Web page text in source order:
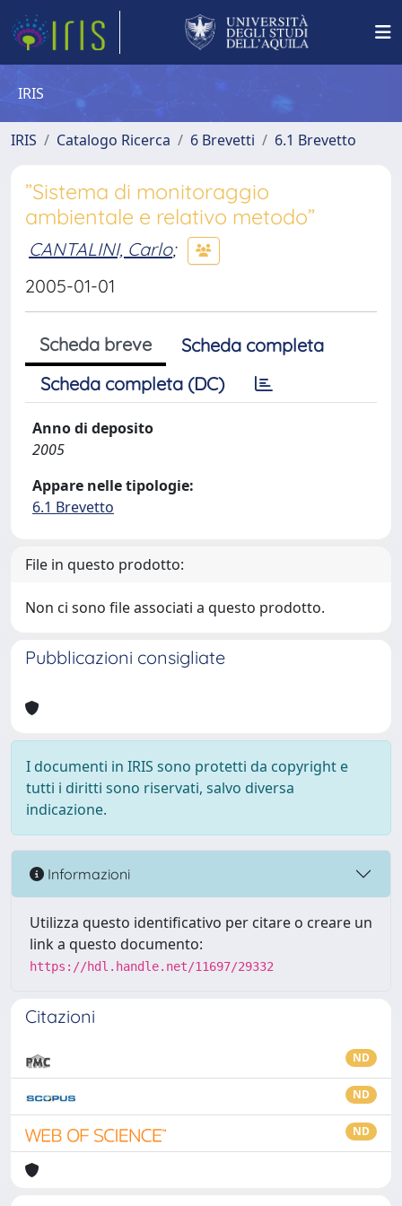
IRIS
IRIS Catalogo Ricerca 6 Brevetti 6.1 Brevetto
”Sistema di monitoraggio
ambientale e relativo metodo”
CANTALINI, Carlo;
2005-01-01
Scheda breve
Scheda completa
Scheda completa (DC)
Anno di deposito
2005
Appare nelle tipologie:
6.1 Brevetto
File in questo prodotto:
Non ci sono file associati a questo prodotto.
Pubblicazioni consigliate
I documenti in IRIS sono protetti da copyright e
tutti i diritti sono riservati, salvo diversa
indicazione.
Informazioni
Utilizza questo identificativo per citare o creare un
link a questo documento:
https://hdl.handle.net/11697/29332
Citazioni
ND
ND
ND